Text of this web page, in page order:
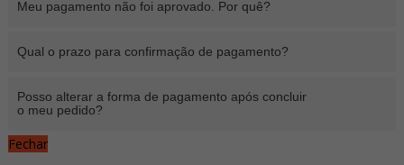
Meu pagamento não foi aprovado. Por quê?
Qual o prazo para confirmação de pagamento?
Posso alterar a forma de pagamento após concluir
o meu pedido?
Fechar